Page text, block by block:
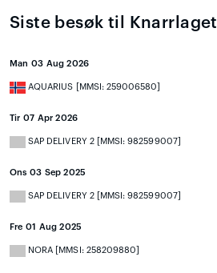
Siste besøk til Knarrlaget
Man 03 Aug 2026
AQUARIUS [MMSI: 259006580]
Tir 07 Apr 2026
SAP DELIVERY 2 [MMSI: 982599007]
Ons 03 Sep 2025
SAP DELIVERY 2 [MMSI: 982599007]
Fre 01 Aug 2025
NORA [MMSI: 258209880]